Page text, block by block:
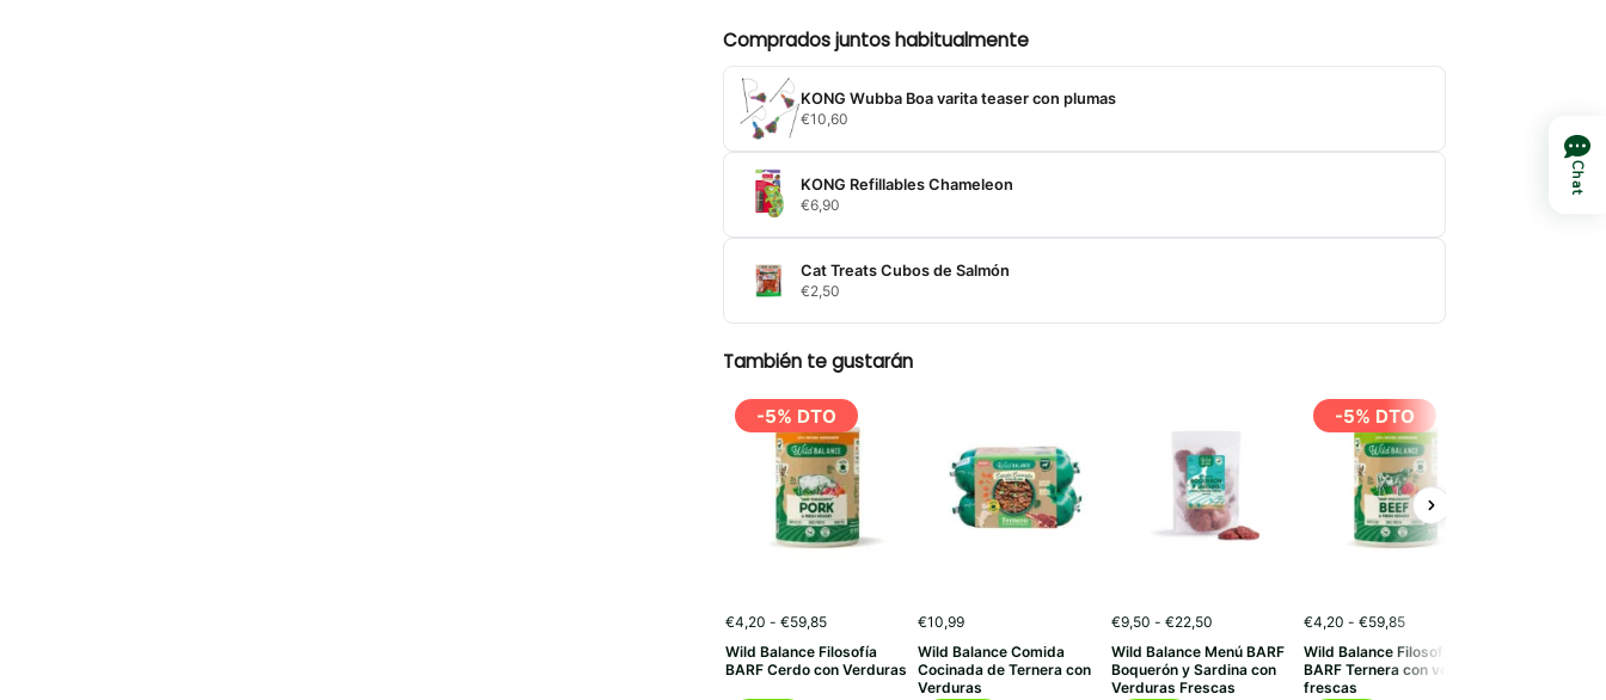
Comprados juntos habitualmente
KONG Wubba Boa varita teaser con plumas
€10,60
KONG Refillables Chameleon
€6,90
Cat Treats Cubos de Salmón
€2,50
También te gustarán
-5% DTO
€4,20 - €59,85Rango
precios:
desde
Wild Balance Filosofía
BARF Cerdo con Verduras
€10,99
Wild Balance Comida
Cocinada de Ternera con
Verduras
€9,50 - €22,50Rango
precios:
desde
€9,50
Wild Balance Menú BARF
Boquerón y Sardina con
Verduras Frescas
-5% DTO
€4,20 - €59,85Rango
precios:
desde
Wild Balance Filosofía
BARF Ternera con verduras
frescas
Chat